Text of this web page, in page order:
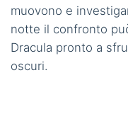
muovono e
notte il confronto
Dracula pronto a
oscuri.